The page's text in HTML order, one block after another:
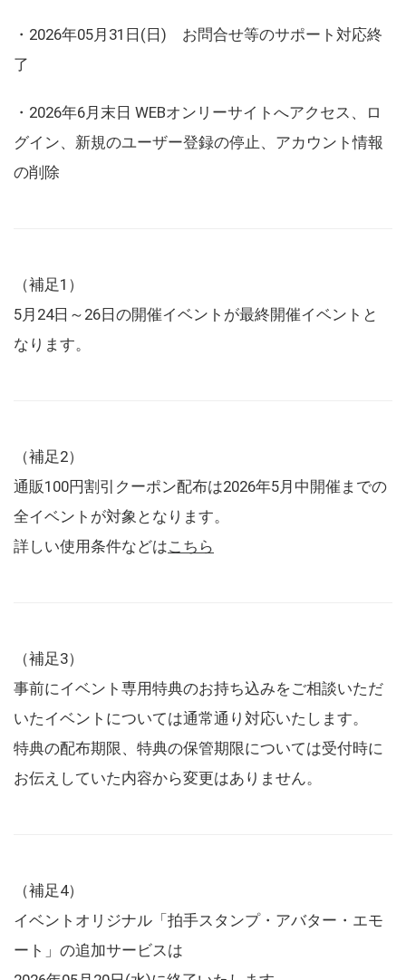
・2026年05月31日(日) お問合せ等のサポート対応終
了
・2026年6月末日 WEBオンリーサイトへアクセス、ロ
グイン、新規のユーザー登録の停止、アカウント情報
の削除
（補足1）
5月24日～26日の開催イベントが最終開催イベントと
なります。
（補足2）
通販100円割引クーポン配布は2026年5月中開催までの
全イベントが対象となります。
詳しい使用条件などはこちら
（補足3）
事前にイベント専用特典のお持ち込みをご相談いただ
いたイベントについては通常通り対応いたします。
特典の配布期限、特典の保管期限については受付時に
お伝えしていた内容から変更はありません。
（補足4）
イベントオリジナル「拍手スタンプ・アバター・エモ
ート」の追加サービスは